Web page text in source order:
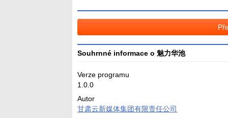
Souhrnné informace o 魅力华池
Verze programu
1.0.0
Autor
甘肃云新媒体集团有限责任公司